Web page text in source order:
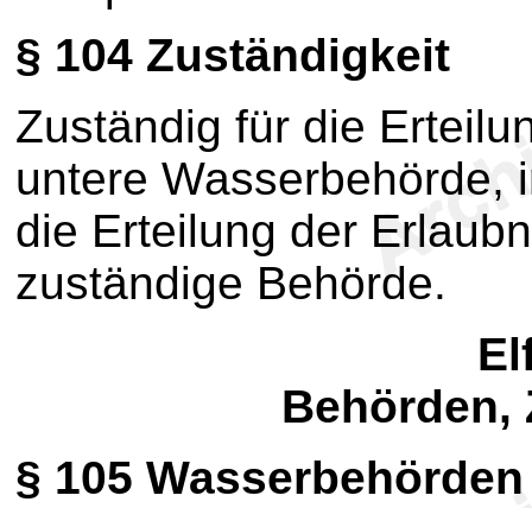
§ 104 Zuständigkeit
Zuständig für die
untere
die Erteilung der
zuständige Behörde.
Behörden,
§ 105 Wasserbehörden